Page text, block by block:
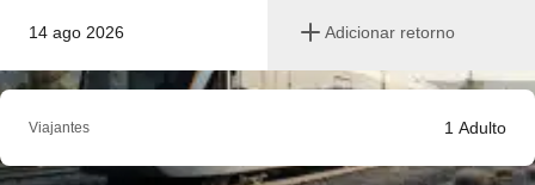
14 ago 2026 Adicionar retorno
Viajantes 1 Adulto